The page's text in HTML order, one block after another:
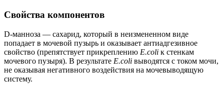
Свойства компонентов
D-манноза — сахарид, который в неизмененном виде
попадает в мочевой пузырь и оказывает антиадгезивное
свойство (препятствует прикреплению E.coli к стенкам
мочевого пузыря). В результате E.coli выводятся с током мочи,
не оказывая негативного воздействия на мочевыводящую
систему.